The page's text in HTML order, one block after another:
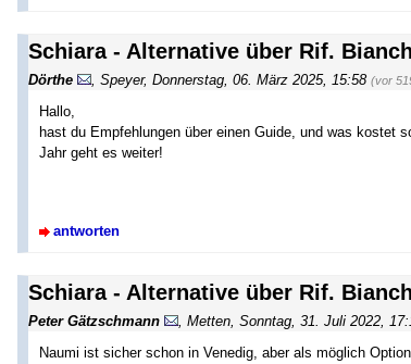
Schiara - Alternative über Rif.
Dörthe , Speyer, Donnerstag, 06. März 2025, 15:58 (vor
Hallo,
hast du Empfehlungen über einen Guide, und was kostet
Jahr geht es weiter!
antworten
Schiara - Alternative über Rif.
Peter Gätzschmann , Metten, Sonntag, 31. Juli 2022,
Naumi ist sicher schon in Venedig, aber als möglich